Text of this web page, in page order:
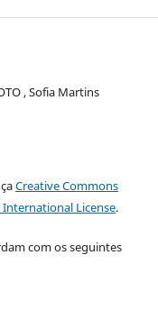
, Sofia Martins
Creative Commons
License.
com os seguintes